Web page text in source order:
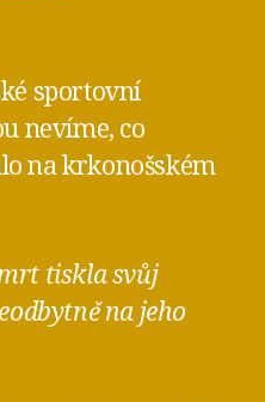
sportovní
nevíme, co
na krkonošském
tiskla svůj
na jeho